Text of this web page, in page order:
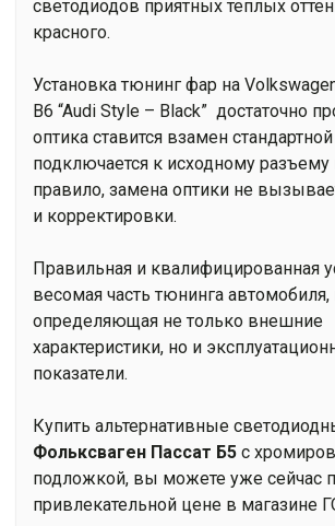
светодиодов приятных теплых
красного.
Установка тюнинг фар на
B6 “Audi Style – Black” достаточно
оптика ставится взамен
подключается к исходному разъему
правило, замена оптики не
и корректировки.
Правильная и квалифицированная
весомая часть тюнинга
определяющая не только внешние
характеристики, но и
показатели.
Купить альтернативные
Фольксваген Пассат Б5 с
подложкой, вы можете уже сейчас
привлекательной цене в магазине